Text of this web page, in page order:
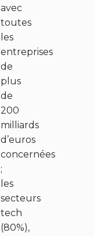
avec
toutes
les
entreprises
de
plus
de
200
milliards
d’euros
concernées
;
les
secteurs
tech
(80%),